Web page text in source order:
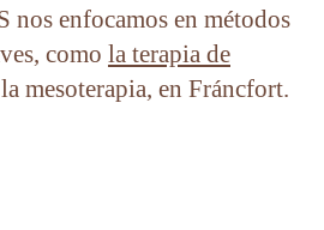
nos enfocamos en métodos
como la terapia de
mesoterapia, en Fráncfort.